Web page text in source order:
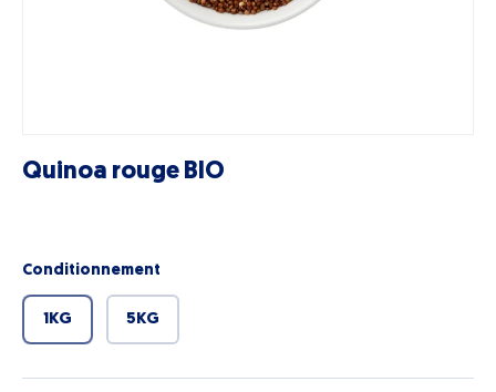
Quinoa rouge BIO
Conditionnement
1KG 5KG